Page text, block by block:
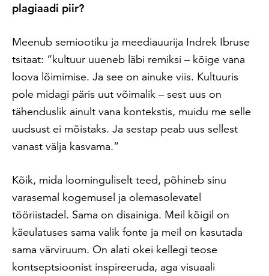
plagiaadi piir?
Meenub semiootiku ja meediauurija Indrek Ibruse
tsitaat: “kultuur uueneb läbi remiksi – kõige vana
loova lõimimise. Ja see on ainuke viis. Kultuuris
pole midagi päris uut võimalik – sest uus on
tähenduslik ainult vana kontekstis, muidu me selle
uudsust ei mõistaks. Ja sestap peab uus sellest
vanast välja kasvama.“
Kõik, mida loominguliselt teed, põhineb sinu
varasemal kogemusel ja olemasolevatel
tööriistadel. Sama on disainiga. Meil kõigil on
käeulatuses sama valik fonte ja meil on kasutada
sama värviruum. On alati okei kellegi teose
kontseptsioonist inspireeruda, aga visuaali